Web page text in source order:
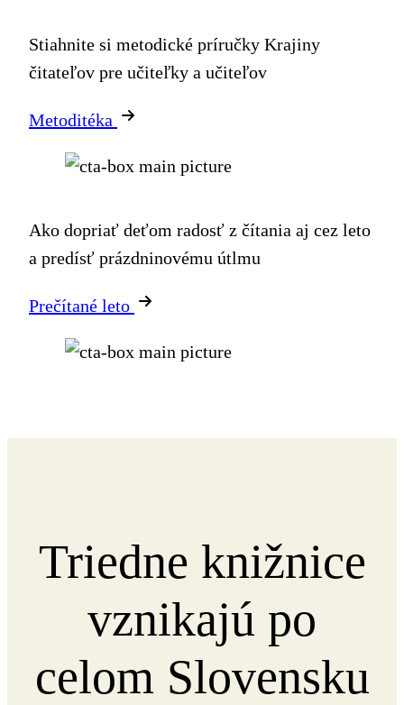
Stiahnite si metodické príručky Krajiny
čitateľov pre učiteľky a učiteľov
Metoditéka
Ako dopriať deťom radosť z čítania aj cez leto
a predísť prázdninovému útlmu
Prečítané leto
Triedne knižnice
vznikajú po
celom Slovensku